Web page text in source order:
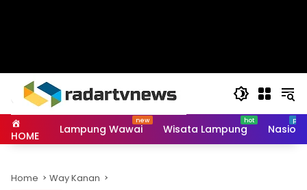
HOME Lampung Wawai Wisata Lampung
Home Way Kanan